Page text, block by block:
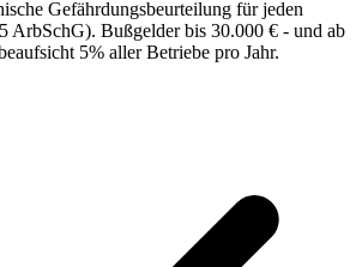
Gefährdungsbeurteilung für jeden
ArbSchG). Bußgelder bis 30.000 € - und ab
5% aller Betriebe pro Jahr.